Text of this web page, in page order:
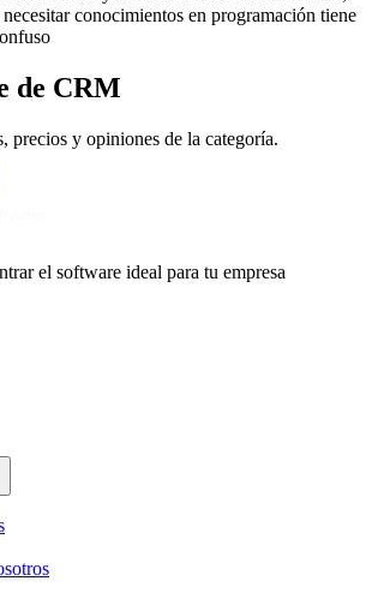
conocimientos en programación tiene
de CRM
precios y opiniones de la categoría.
el software ideal para tu empresa